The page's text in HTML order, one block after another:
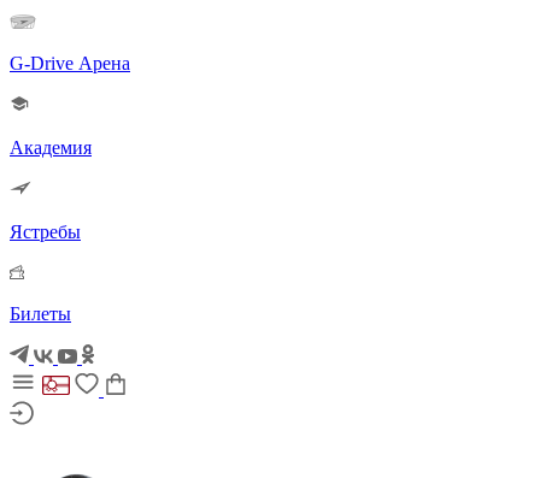
G-Drive Арена
Академия
Ястребы
Билеты